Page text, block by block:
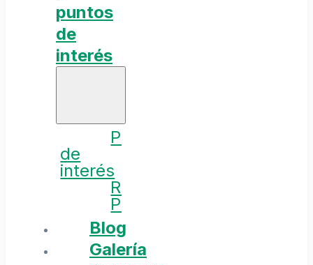
puntos
de
interés
Puntos
de
interés
Rutas
Planes
Blog
Galería